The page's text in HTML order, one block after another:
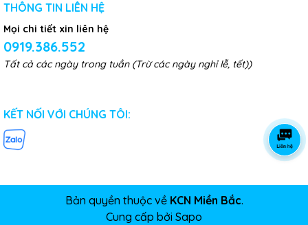
THÔNG TIN LIÊN HỆ
Mọi chi tiết xin liên hệ
0919.386.552
Tất cả các ngày trong tuần (Trừ các ngày nghỉ lễ, tết))
KẾT NỐI VỚI CHÚNG TÔI:
Bản quyền thuộc về KCN Miền Bắc.
Cung cấp bởi Sapo